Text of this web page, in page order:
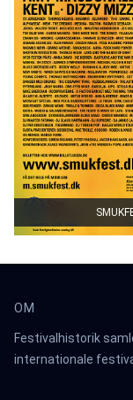
OM
Festivalhistorik
internationale